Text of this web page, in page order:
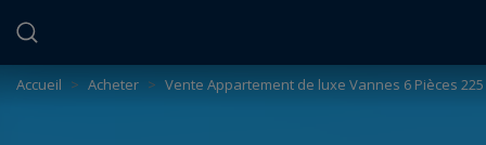
Accueil > Acheter > Vente Appartement de luxe Vannes 6 Pièces 225